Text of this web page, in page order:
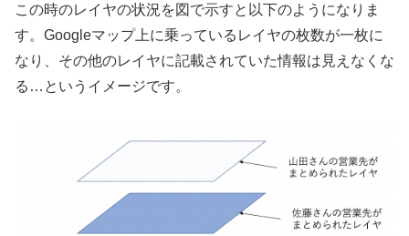
この時のレイヤの状況を図で示すと以下のようになりま
す。Googleマップ上に乗っているレイヤの枚数が一枚に
なり、その他のレイヤに記載されていた情報は見えなくな
る…というイメージです。